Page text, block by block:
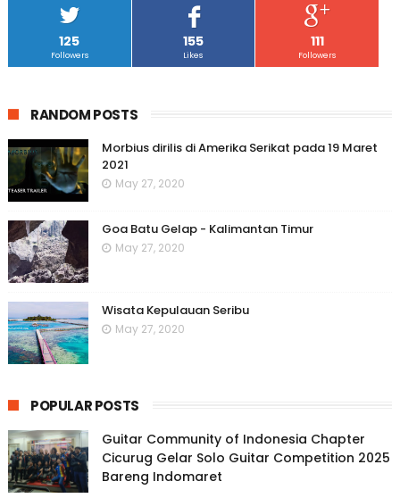
125
Followers
155
Likes
111
Followers
RANDOM POSTS
Morbius dirilis di Amerika Serikat pada 19 Maret
2021
May 27, 2020
Goa Batu Gelap - Kalimantan Timur
May 27, 2020
Wisata Kepulauan Seribu
May 27, 2020
POPULAR POSTS
Guitar Community of Indonesia Chapter
Cicurug Gelar Solo Guitar Competition 2025
Bareng Indomaret